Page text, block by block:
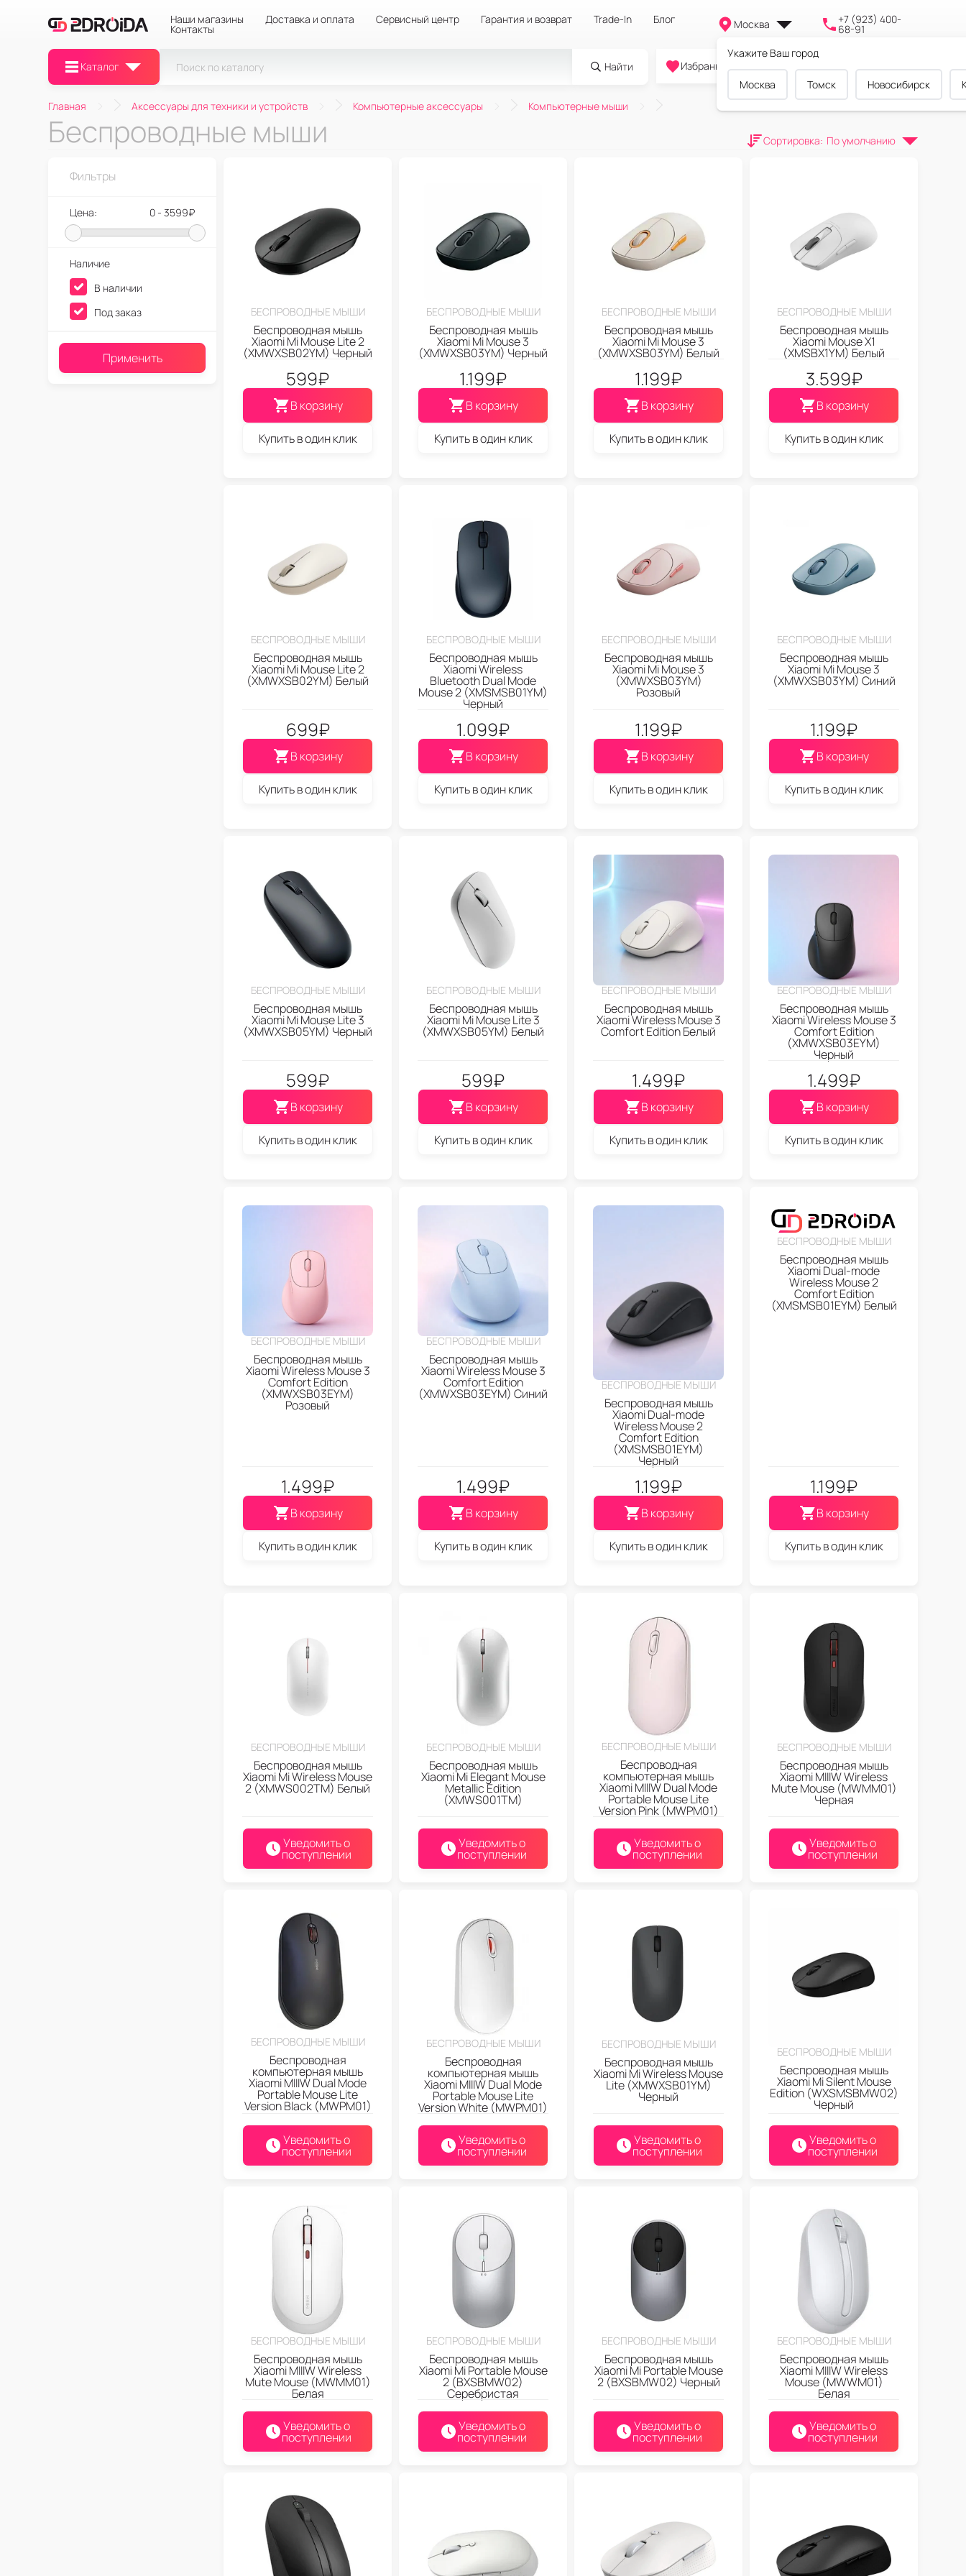
Наши магазины Доставка и оплата Сервисный центр Гарантия и возврат Trade-In Блог
Контакты Москва
Укажите Ваш город
Москва Томск Новосибирск
+7 (923) 400-
68-91
Каталог Найти
0
Избранное Cравнение Корзина
Главная Аксессуары для техники и устройств Компьютерные аксессуары Компьютерные мыши
Беспроводные мыши Сортировка: По умолчанию
БЕСПРОВОДНЫЕ МЫШИ
Беспроводная мышь
Xiaomi Mi Mouse Lite 2
(XMWXSB02YM) Черный
599₽
В корзину
Купить в один клик
БЕСПРОВОДНЫЕ МЫШИ
Беспроводная мышь
Xiaomi Mi Mouse 3
(XMWXSB03YM) Черный
1.199₽
В корзину
Купить в один клик
БЕСПРОВОДНЫЕ МЫШИ
Беспроводная мышь
Xiaomi Mi Mouse 3
(XMWXSB03YM) Белый
1.199₽
В корзину
Купить в один клик
БЕСПРОВОДНЫЕ МЫШИ
Беспроводная мышь
Xiaomi Mouse X1
(XMSBX1YM) Белый
3.599₽
В корзину
Купить в один клик
БЕСПРОВОДНЫЕ МЫШИ
Беспроводная мышь
Xiaomi Mi Mouse Lite 2
(XMWXSB02YM) Белый
699₽
В корзину
Купить в один клик
БЕСПРОВОДНЫЕ МЫШИ
Беспроводная мышь
Xiaomi Wireless
Bluetooth Dual Mode
Mouse 2 (XMSMSB01YM)
Черный
1.099₽
В корзину
Купить в один клик
БЕСПРОВОДНЫЕ МЫШИ
Беспроводная мышь
Xiaomi Mi Mouse 3
(XMWXSB03YM)
Розовый
1.199₽
В корзину
Купить в один клик
БЕСПРОВОДНЫЕ МЫШИ
Беспроводная мышь
Xiaomi Mi Mouse 3
(XMWXSB03YM) Синий
1.199₽
В корзину
Купить в один клик
БЕСПРОВОДНЫЕ МЫШИ
Беспроводная мышь
Xiaomi Mi Mouse Lite 3
(XMWXSB05YM) Черный
599₽
В корзину
Купить в один клик
БЕСПРОВОДНЫЕ МЫШИ
Беспроводная мышь
Xiaomi Mi Mouse Lite 3
(XMWXSB05YM) Белый
599₽
В корзину
Купить в один клик
БЕСПРОВОДНЫЕ МЫШИ
Беспроводная мышь
Xiaomi Wireless Mouse 3
Comfort Edition Белый
1.499₽
В корзину
Купить в один клик
БЕСПРОВОДНЫЕ МЫШИ
Беспроводная мышь
Xiaomi Wireless Mouse 3
Comfort Edition
(XMWXSB03EYM)
Черный
1.499₽
В корзину
Купить в один клик
БЕСПРОВОДНЫЕ МЫШИ
Беспроводная мышь
Xiaomi Wireless Mouse 3
Comfort Edition
(XMWXSB03EYM)
Розовый
1.499₽
В корзину
Купить в один клик
БЕСПРОВОДНЫЕ МЫШИ
Беспроводная мышь
Xiaomi Wireless Mouse 3
Comfort Edition
(XMWXSB03EYM) Синий
1.499₽
В корзину
Купить в один клик
БЕСПРОВОДНЫЕ МЫШИ
Беспроводная мышь
Xiaomi Dual-mode
Wireless Mouse 2
Comfort Edition
(XMSMSB01EYM)
Черный
1.199₽
В корзину
Купить в один клик
БЕСПРОВОДНЫЕ МЫШИ
Беспроводная мышь
Xiaomi Dual-mode
Wireless Mouse 2
Comfort Edition
(XMSMSB01EYM) Белый
1.199₽
В корзину
Купить в один клик
БЕСПРОВОДНЫЕ МЫШИ
Беспроводная мышь
Xiaomi Mi Wireless Mouse
2 (XMWS002TM) Белый
Уведомить о
поступлении
БЕСПРОВОДНЫЕ МЫШИ
Беспроводная мышь
Xiaomi Mi Elegant Mouse
Metallic Edition
(XMWS001TM)
Уведомить о
поступлении
БЕСПРОВОДНЫЕ МЫШИ
Беспроводная
компьютерная мышь
Xiaomi MIIIW Dual Mode
Portable Mouse Lite
Version Pink (MWPM01)
Уведомить о
поступлении
БЕСПРОВОДНЫЕ МЫШИ
Беспроводная мышь
Xiaomi MIIIW Wireless
Mute Mouse (MWMM01)
Черная
Уведомить о
поступлении
БЕСПРОВОДНЫЕ МЫШИ
Беспроводная
компьютерная мышь
Xiaomi MIIIW Dual Mode
Portable Mouse Lite
Version Black (MWPM01)
Уведомить о
поступлении
БЕСПРОВОДНЫЕ МЫШИ
Беспроводная
компьютерная мышь
Xiaomi MIIIW Dual Mode
Portable Mouse Lite
Version White (MWPM01)
Уведомить о
поступлении
БЕСПРОВОДНЫЕ МЫШИ
Беспроводная мышь
Xiaomi Mi Wireless Mouse
Lite (XMWXSB01YM)
Черный
Уведомить о
поступлении
БЕСПРОВОДНЫЕ МЫШИ
Беспроводная мышь
Xiaomi Mi Silent Mouse
Edition (WXSMSBMW02)
Черный
Уведомить о
поступлении
БЕСПРОВОДНЫЕ МЫШИ
Беспроводная мышь
Xiaomi MIIIW Wireless
Mute Mouse (MWMM01)
Белая
Уведомить о
поступлении
БЕСПРОВОДНЫЕ МЫШИ
Беспроводная мышь
Xiaomi Mi Portable Mouse
2 (BXSBMW02)
Серебристая
Уведомить о
поступлении
БЕСПРОВОДНЫЕ МЫШИ
Беспроводная мышь
Xiaomi Mi Portable Mouse
2 (BXSBMW02) Черный
Уведомить о
поступлении
БЕСПРОВОДНЫЕ МЫШИ
Беспроводная мышь
Xiaomi MIIIW Wireless
Mouse (MWWM01)
Белая
Уведомить о
поступлении
Фильтры
Цена: 0 - 3599₽
Наличие
В наличии
Под заказ
Применить